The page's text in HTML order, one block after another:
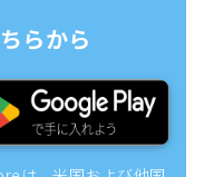
らから